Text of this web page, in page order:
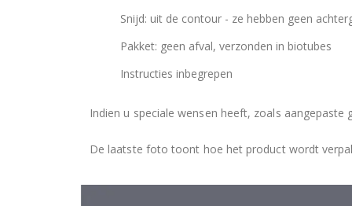
Snijd: uit de contour - ze hebben geen
Pakket: geen afval, verzonden in biotubes
Instructies inbegrepen
Indien u speciale wensen heeft, zoals
De laatste foto toont hoe het product wordt